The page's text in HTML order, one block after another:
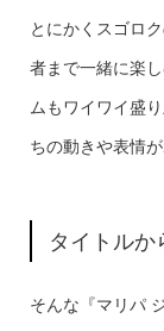
とにかくスゴロ
者まで一緒に楽
ムもワイワイ盛
ちの動きや表情
タイトルか
そんな『マリパ